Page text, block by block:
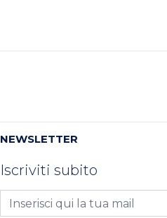
NEWSLETTER
Iscriviti subito